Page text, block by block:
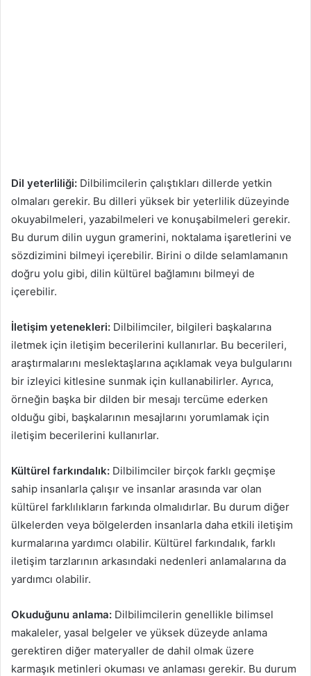
Dil yeterliliği: Dilbilimcilerin çalıştıkları dillerde yetkin
olmaları gerekir. Bu dilleri yüksek bir yeterlilik düzeyinde
okuyabilmeleri, yazabilmeleri ve konuşabilmeleri gerekir.
Bu durum dilin uygun gramerini, noktalama işaretlerini ve
sözdizimini bilmeyi içerebilir. Birini o dilde selamlamanın
doğru yolu gibi, dilin kültürel bağlamını bilmeyi de
içerebilir.
İletişim yetenekleri: Dilbilimciler, bilgileri başkalarına
iletmek için iletişim becerilerini kullanırlar. Bu becerileri,
araştırmalarını meslektaşlarına açıklamak veya bulgularını
bir izleyici kitlesine sunmak için kullanabilirler. Ayrıca,
örneğin başka bir dilden bir mesajı tercüme ederken
olduğu gibi, başkalarının mesajlarını yorumlamak için
iletişim becerilerini kullanırlar.
Kültürel farkındalık: Dilbilimciler birçok farklı geçmişe
sahip insanlarla çalışır ve insanlar arasında var olan
kültürel farklılıkların farkında olmalıdırlar. Bu durum diğer
ülkelerden veya bölgelerden insanlarla daha etkili iletişim
kurmalarına yardımcı olabilir. Kültürel farkındalık, farklı
iletişim tarzlarının arkasındaki nedenleri anlamalarına da
yardımcı olabilir.
Okuduğunu anlama: Dilbilimcilerin genellikle bilimsel
makaleler, yasal belgeler ve yüksek düzeyde anlama
gerektiren diğer materyaller de dahil olmak üzere
karmaşık metinleri okuması ve anlaması gerekir. Bu durum